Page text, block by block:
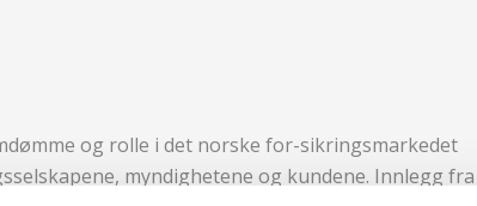
og rolle i det norske for-sikringsmarkedet
myndighetene og kundene. Innlegg fra